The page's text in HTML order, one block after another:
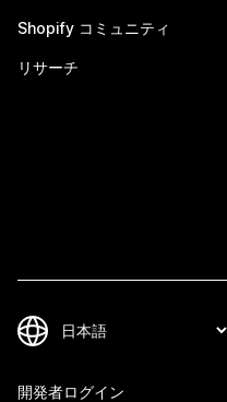
Shopify コミュニティ
リサーチ
開発者ログイン